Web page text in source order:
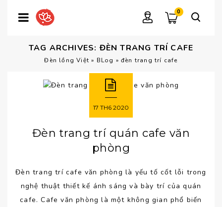
0
TAG ARCHIVES: ĐÈN TRANG TRÍ CAFE
Đèn lồng Việt » BLog »đèn trang trí cafe
17 TH6 2020
Đèn trang trí quán cafe văn
phòng
Đèn trang trí cafe văn phòng là yếu tố cốt lỗi trong
nghệ thuật thiết kế ánh sáng và bày trí của quán
cafe. Cafe văn phòng là một không gian phổ biến